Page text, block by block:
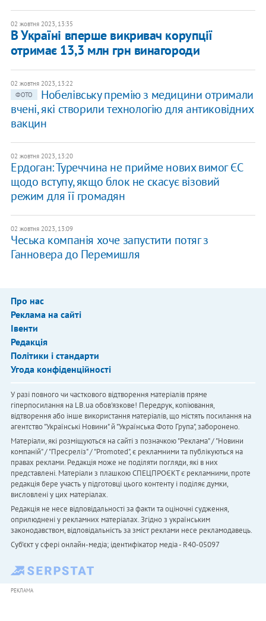
02 жовтня 2023, 13:35
В Україні вперше викривач корупції
отримає 13,3 млн грн винагороди
02 жовтня 2023, 13:22
ФОТО
Нобелівську премію з медицини отримали
вчені, які створили технологію для антиковідних
вакцин
02 жовтня 2023, 13:20
Ердоган: Туреччина не прийме нових вимог ЄС
щодо вступу, якщо блок не скасує візовий
режим для її громадян
02 жовтня 2023, 13:09
Чеська компанія хоче запустити потяг з
Ганновера до Перемишля
Про нас
Реклама на сайті
Івенти
Редакція
Політики і стандарти
Угода конфіденційності
У разі повного чи часткового відтворення матеріалів пряме
гіперпосилання на LB.ua обов'язкове! Передрук, копіювання,
відтворення або інше використання матеріалів, що містять посилання на
агентство "Українськi Новини" й "Українська Фото Група", заборонено.
Матеріали, які розміщуються на сайті з позначкою "Реклама" / "Новини
компаній" / "Пресреліз" / "Promoted", є рекламними та публікуються на
правах реклами. Редакція може не поділяти погляди, які в них
представлені. Матеріали з плашкою СПЕЦПРОЄКТ є рекламними, проте
редакція бере участь у підготовці цього контенту і поділяє думки,
висловлені у цих матеріалах.
Редакція не несе відповідальності за факти та оціночні судження,
оприлюднені у рекламних матеріалах. Згідно з українським
законодавством, відповідальність за зміст реклами несе рекламодавець.
Cуб'єкт у сфері онлайн-медіа; ідентифікатор медіа - R40-05097
РЕКЛАМА